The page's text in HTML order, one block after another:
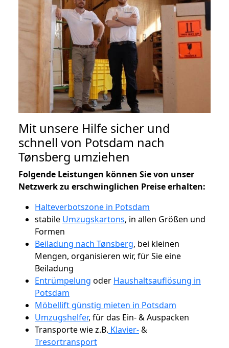
Mit unsere Hilfe sicher und
schnell von Potsdam nach
Tønsberg umziehen
Folgende Leistungen können Sie von unser
Netzwerk zu erschwinglichen Preise erhalten:
Halteverbotszone in Potsdam
stabile Umzugskartons, in allen Größen und
Formen
Beiladung nach Tønsberg, bei kleinen
Mengen, organisieren wir, für Sie eine
Beiladung
Entrümpelung oder Haushaltsauflösung in
Potsdam
Möbellift günstig mieten in Potsdam
Umzugshelfer, für das Ein- & Auspacken
Transporte wie z.B. Klavier-&
Tresortransport